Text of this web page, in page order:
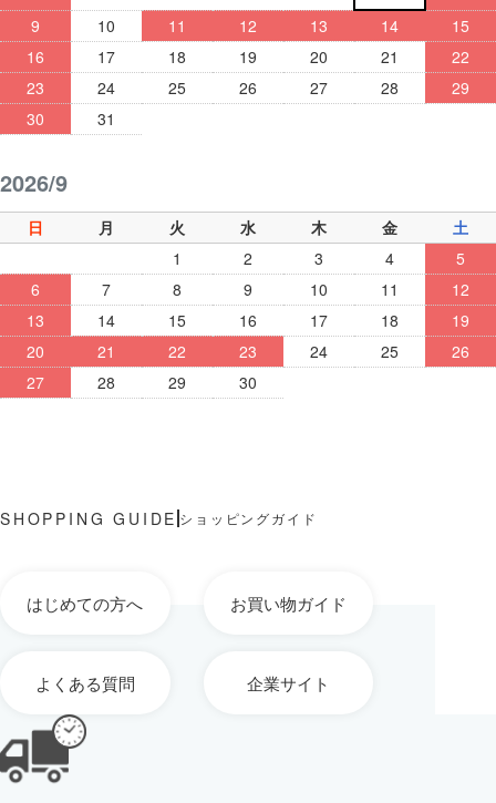
9
10 11 12 13 14
15
16
17 18 19 20 21
22
23
24 25 26 27 28
29
30
31
2026/9
日 月 火 水 木 金
土
1
2 3 4
5
6
7 8 9 10 11
12
13
14 15 16 17 18
19
20
21 22 23 24 25
26
27
28 29 30
ショッピングガイド
はじめての方へ お買い物ガイド
よくある質問 企業サイト